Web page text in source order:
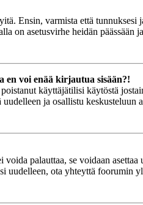
Ensin, varmista että
on asetusvirhe heidän päässään
en voi enää kirjautua sisään?!
käyttäjätilisi käytöstä
ja osallistu keskusteluun
voida palauttaa, se voidaan
uudelleen, ota yhteyttä foorumin